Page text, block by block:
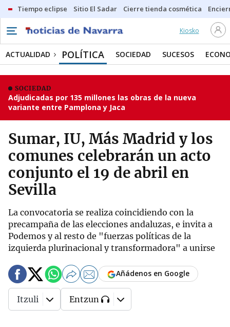
Tiempo eclipse Sitio El Sadar Cierre tienda cosmética
Kiosko
ACTUALIDAD POLÍTICA SOCIEDAD SUCESOS
SOCIEDAD
Adjudicadas por 135 millones las obras de la nueva
variante entre Pamplona y Jaca
Sumar, IU, Más Madrid y los
comunes celebrarán un acto
conjunto el 19 de abril en
Sevilla
La convocatoria se realiza coincidiendo con la
precampaña de las elecciones andaluzas, e invita a
Podemos y al resto de "fuerzas políticas de la
izquierda plurinacional y transformadora" a unirse
Añádenos en Google
Itzuli Entzun